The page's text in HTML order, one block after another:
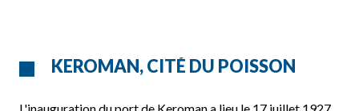
KEROMAN, CITÉ DU POISSON
L'inauguration du port de Keroman a lieu le 17 juillet 1927